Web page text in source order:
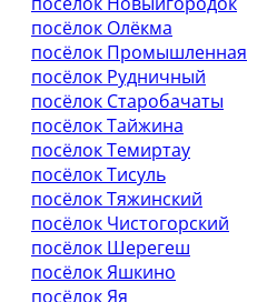
посёлок Олёкма
посёлок Промышленная
посёлок Рудничный
посёлок Старобачаты
посёлок Тайжина
посёлок Темиртау
посёлок Тисуль
посёлок Тяжинский
посёлок Чистогорский
посёлок Шерегеш
посёлок Яшкино
посёлок Яя